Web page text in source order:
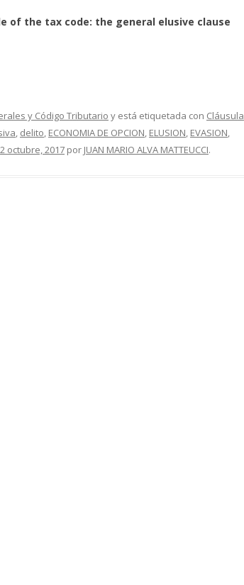
of the tax code: the general elusive clause
y Código Tributario y está etiquetada con Cláusula
, delito, ECONOMIA DE OPCION, ELUSION, EVASION,
2 octubre, 2017 por JUAN MARIO ALVA MATTEUCCI.